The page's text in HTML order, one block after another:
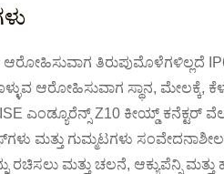
ತಿರುಪುಮೊಳೆಗಳಿಲ್ಲದೆ
ಆರೋಹಿಸುವಾಗ ಸ್ಥಾನ, ಮೇಲಕ್ಕೆ,
ಎಂಡ್ಯೂರೆನ್ಸ್ Z10 ಕೀಯ್ಡ್ ಕನೆಕ್ಟರ್
ಮತ್ತು ಗುಮ್ಮಟಗಳು
ರಚಿಸಲು ಮತ್ತು ಚಲನೆ, ಆಕ್ಯುಪೆನ್ಸಿ